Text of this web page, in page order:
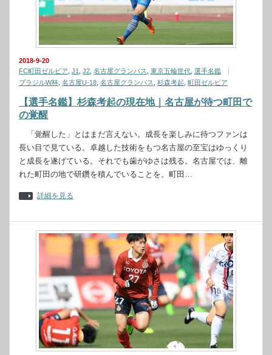
2018-9-20
FC町田ゼルビア J1 J2 名古屋グランパス 東京五輪世代 選手名鑑
ブラジルW杯 名古屋U-18 名古屋グランパス 杉森考起 町田ゼルビア
【選手名鑑】杉森考起の現在地｜名古屋が待つ町田で
の覚醒
「覚醒した」とはまだ言えない。成長を楽しみに待つファンは
長い目で見ている。卓越した技術をもつ名古屋の至宝はゆっくり
と成長を遂げている。それでも歯がゆさは残る。名古屋では、離
れた町田の地で研鑽を積んでいることを。町田…
詳細を見る